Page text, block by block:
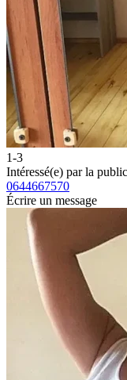
1-3
Intéressé(e) par la
0644667570
Écrire un message